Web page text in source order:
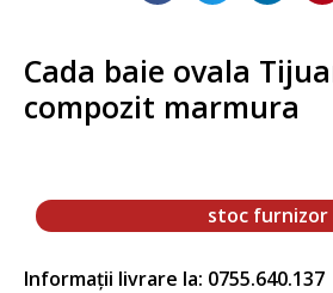
Cada baie ovala
compozit marmura
stoc furnizor
Informații livrare la: 0755.640.137